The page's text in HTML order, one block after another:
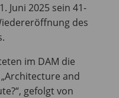
Juni 2025 sein 41-
des
im DAM die
and
gefolgt von